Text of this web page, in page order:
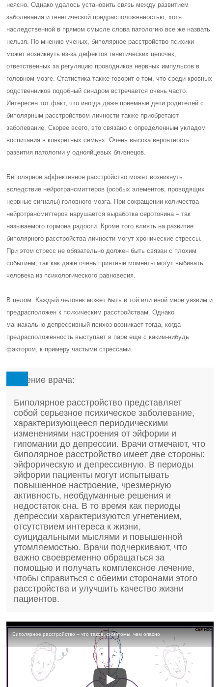
неясно. Однако удалось установить связь между развитием
заболевания и генетической предрасположенностью, хотя
наследственной в прямом смысле слова патологию все же назвать
нельзя. По мнению ученых, биполярное расстройство психики
может возникнуть из-за дефектов генетических цепочек,
ответственных за регуляцию проводников нервных импульсов в
головном мозге. Статистика также говорит о том, что среди кровных
родственников подобный синдром встречается очень часто.
Интересен тот факт, что иногда даже приемные дети родителей с
биполярным расстройством личности также приобретают
заболевание. Скорее всего, это связано с определенным укладом
воспитания в конкретных семьях. Очень высока вероятность
развития патологии у однояйцевых близнецов.
Биполярное аффективное расстройство может возникнуть
вследствие нейротрансмиттеров (особых элементов, проводящих
нервные сигналы) головного мозга. При сокращении количества
нейротрансмиттеров нарушается выработка серотонина – так
называемого гормона радости. Кроме того влиять на развитие
биполярного расстройства личности могут хронические стрессы.
При этом стресс не обязательно должен быть связан с плохим
событием, так как даже очень приятные моменты могут выбивать
человека из психологического равновесия.
В целом. Каждый человек может быть в той или иной мере уязвим и
предрасположен к психическим расстройствам. Однако
маниакально-депрессивный психоз возникает тогда, когда
предрасположенность выступает в паре еще с каким-нибудь
фактором, к примеру частыми стрессами.
Мнение врача:
Биполярное расстройство представляет
собой серьезное психическое заболевание,
характеризующееся периодическими
изменениями настроения от эйфории и
гипомании до депрессии. Врачи отмечают, что
биполярное расстройство имеет две стороны:
эйфорическую и депрессивную. В периоды
эйфории пациенты могут испытывать
повышенное настроение, чрезмерную
активность, необдуманные решения и
недостаток сна. В то время как периоды
депрессии характеризуются угнетением,
отсутствием интереса к жизни,
суицидальными мыслями и повышенной
утомляемостью. Врачи подчеркивают, что
важно своевременно обращаться за
помощью и получать комплексное лечение,
чтобы справиться с обеими сторонами этого
расстройства и улучшить качество жизни
пациентов.
Биполярное расстройство – что такое, симптомы, чем опасно